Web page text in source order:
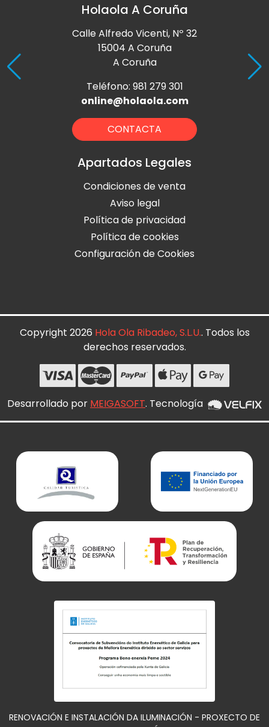
Holaola A Coruña
Calle Alfredo Vicenti, Nº 32
15004 A Coruña
A Coruña
Teléfono: 981 279 301
online@holaola.com
CONTACTA
Apartados Legales
Condiciones de venta
Aviso legal
Política de privacidad
Política de cookies
Configuración de Cookies
Copyright 2026 Hola Ola Ribadeo, S.L.U.. Todos los
derechos reservados.
Desarrollado por MEIGASOFT. Tecnología
RENOVACIÓN E INSTALACIÓN DA ILUMINACIÓN - PROXECTO DE